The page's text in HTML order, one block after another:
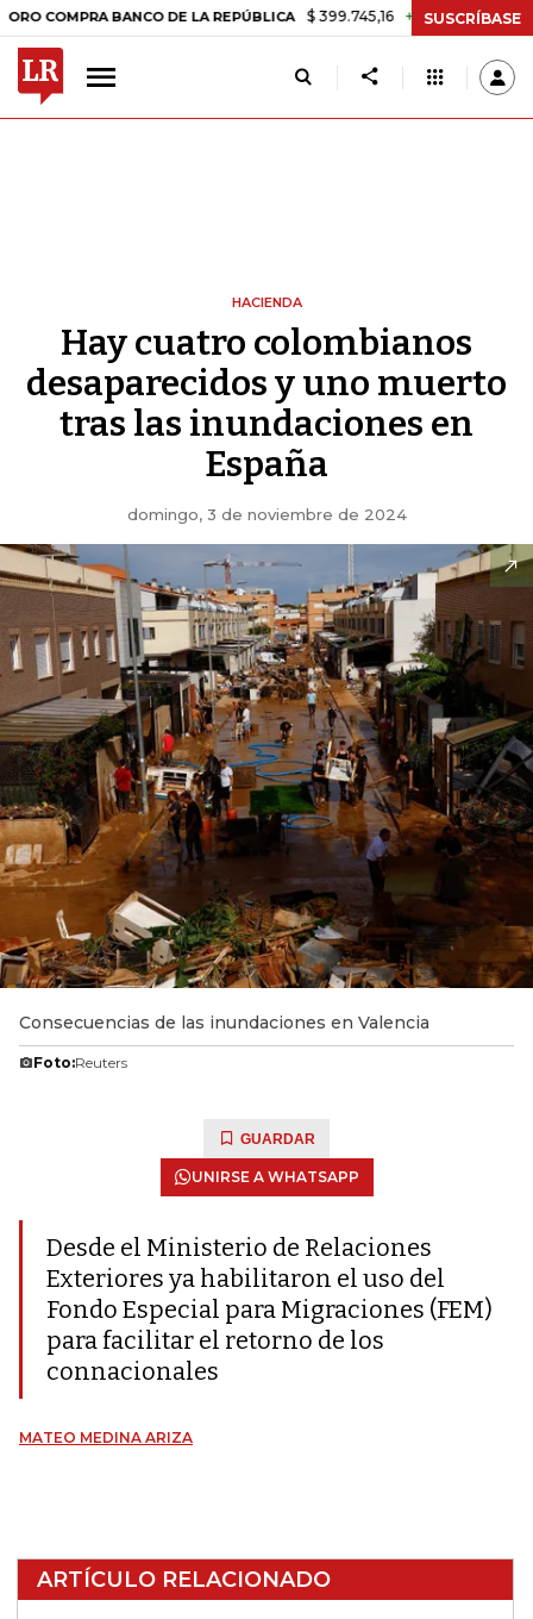
BANCO DE LA REPÚBLICA $ 399.745,16 +$ 2.295,71 +0,58%
SUSCRÍBASE
HACIENDA
Hay cuatro colombianos
desaparecidos y uno muerto
tras las inundaciones en
España
domingo, 3 de noviembre de 2024
Consecuencias de las inundaciones en Valencia
Foto:Reuters
GUARDAR
UNIRSE A WHATSAPP
Desde el Ministerio de Relaciones
Exteriores ya habilitaron el uso del
Fondo Especial para Migraciones (FEM)
para facilitar el retorno de los
connacionales
MATEO MEDINA ARIZA
ARTÍCULO RELACIONADO